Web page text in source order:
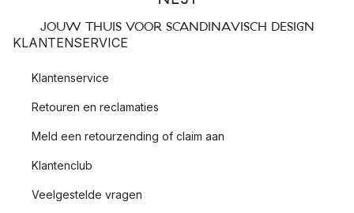
JOUW THUIS VOOR SCANDINAVISCH DESIGN
KLANTENSERVICE
Klantenservice
Retouren en reclamaties
Meld een retourzending of claim aan
Klantenclub
Veelgestelde vragen